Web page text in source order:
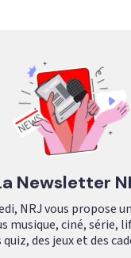
Newsletter
NRJ vous propose
musique, ciné, série,
quiz, des jeux et des